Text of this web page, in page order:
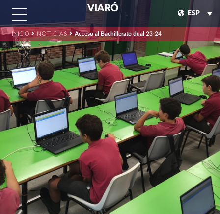
VIARÓ
ESP
INICIO NOTICIAS Acceso al Bachillerato dual 23-24